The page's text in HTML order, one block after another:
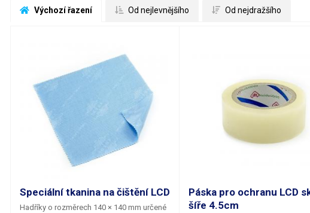
Výchozí řazení Od nejlevnějšího Od nejdražšího
Speciální tkanina na čištění LCD
Hadříky o rozměrech 140 × 140 mm určené
Páska pro ochranu LCD
šíře 4.5cm